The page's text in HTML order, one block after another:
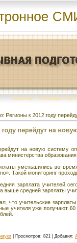
Главная | Команда
Регионы к 2012 году
перейдут на
на новую систему
министерства
уменьшились во
Такой мониторинг
зарплата учителей
выше средней зарплаты
что учительские
учителя уже получают
Просмотров: 821 | Добавил: